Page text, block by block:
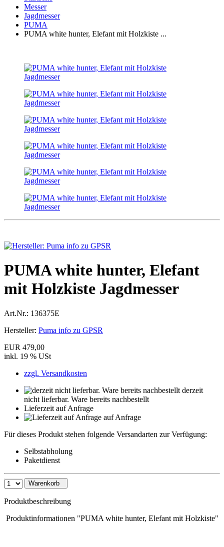
Messer
Jagdmesser
PUMA
PUMA white hunter, Elefant mit Holzkiste ...
PUMA white hunter, Elefant
mit Holzkiste Jagdmesser
Art.Nr.: 136375E
Hersteller: Puma info zu GPSR
EUR 479,00
inkl. 19 % USt
zzgl. Versandkosten
derzeit
nicht lieferbar. Ware bereits nachbestellt
Lieferzeit auf Anfrage
auf Anfrage
Für dieses Produkt stehen folgende Versandarten zur Verfügung:
Selbstabholung
Paketdienst
Warenkorb
Produktbeschreibung
Produktinformationen "PUMA white hunter, Elefant mit Holzkiste"